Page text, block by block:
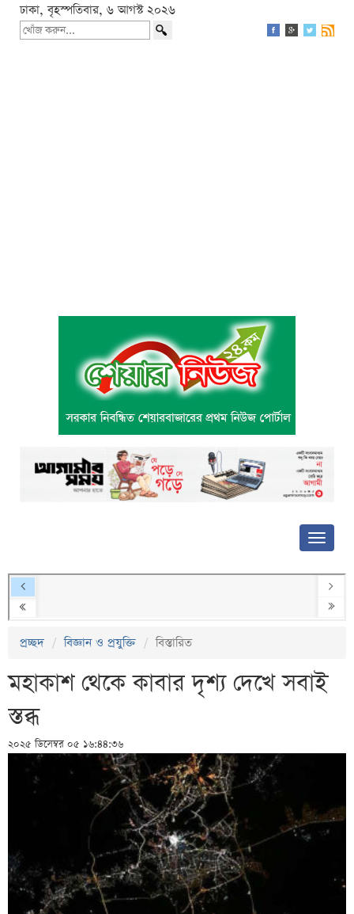
ঢাকা, বৃহস্পতিবার, ৬ আগস্ট ২০২৬
প্রচ্ছদ বিজ্ঞান ও প্রযুক্তি বিস্তারিত
মহাকাশ থেকে কাবার দৃশ্য দেখে সবাই
স্তব্ধ
২০২৫ ডিসেম্বর ০৫ ১৬:৪৪:৩৬